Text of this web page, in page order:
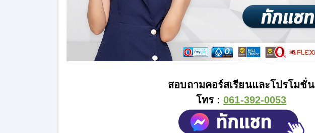
สอบถามคอร์สเรียนและโปรโมชั่น
โทร :061-392-0053